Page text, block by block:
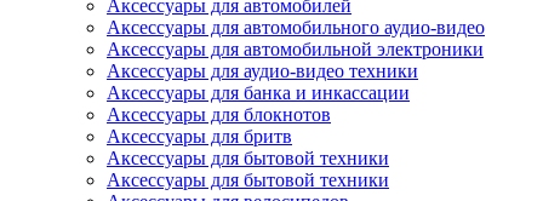
Аксессуары для автомобилей
Аксессуары для автомобильного аудио-видео
Аксессуары для автомобильной электроники
Аксессуары для аудио-видео техники
Аксессуары для банка и инкассации
Аксессуары для блокнотов
Аксессуары для бритв
Аксессуары для бытовой техники
Аксессуары для бытовой техники